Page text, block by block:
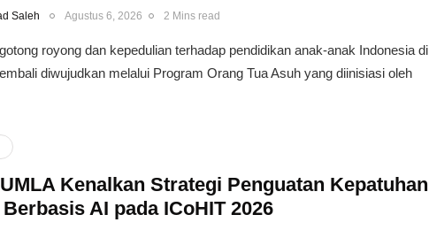
Saleh Agustus 6, 2026 2 Mins read
royong dan kepedulian terhadap pendidikan anak-anak Indonesia di
diwujudkan melalui Program Orang Tua Asuh yang diinisiasi oleh
Kenalkan Strategi Penguatan Kepatuhan
AI pada ICoHIT 2026